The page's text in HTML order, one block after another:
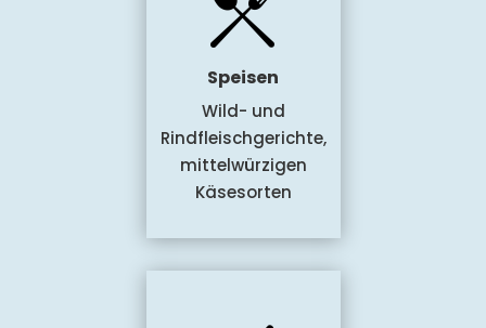
Speisen
Wild- und
Rindfleischgerichte,
mittelwürzigen
Käsesorten